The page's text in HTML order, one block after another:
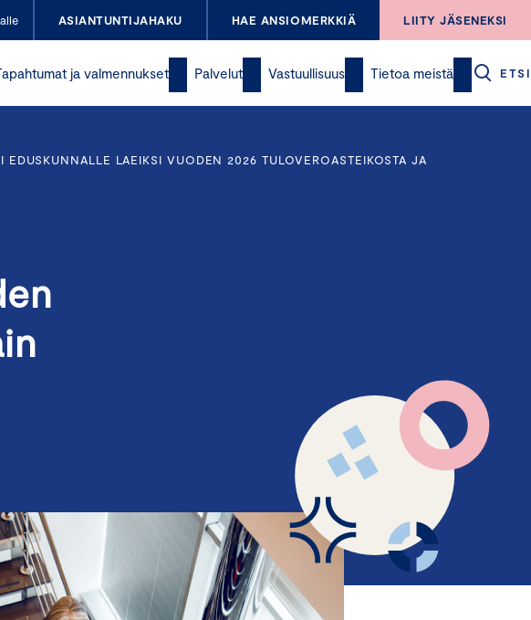
ASIANTUNTIJAHAKU HAE ANSIOMERKKIÄ LIITY JÄSENEKSI
ja valmennukset Palvelut Vastuullisuus Tietoa meistä ETSI
EDUSKUNNALLE LAEIKSI VUODEN 2026 TULOVEROASTEIKOSTA JA